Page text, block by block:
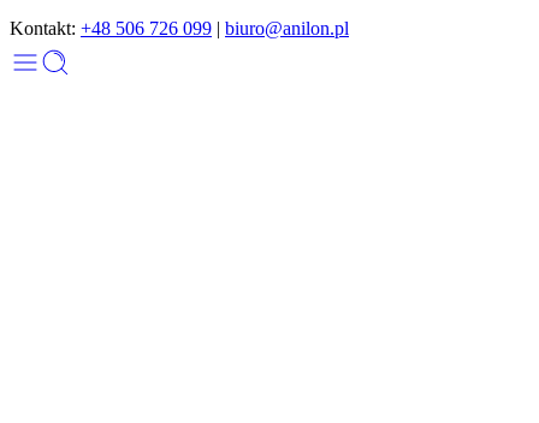
Kontakt: +48 506 726 099 | biuro@anilon.pl